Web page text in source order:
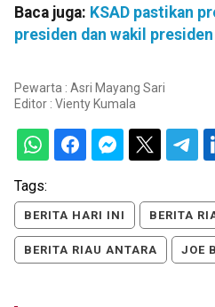
Baca juga: KSAD pastikan
presiden dan wakil
Pewarta : Asri Mayang Sari
Editor : Vienty Kumala
Tags:
BERITA HARI INI BERITA
BERITA RIAU ANTARA JOE